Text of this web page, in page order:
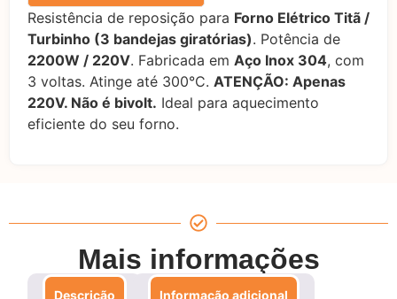
2x deR$94,95sem
juros
R$189,90
3x deR$63,30sem
juros
R$189,90
juros
6x deR$33,90com
juros
R$203,40
Resistência de reposição para Forno Elétrico Titã /
Turbinho (3 bandejas giratórias). Potência de
2200W / 220V. Fabricada em Aço Inox 304, com
3 voltas. Atinge até 300°C. ATENÇÃO: Apenas
220V. Não é bivolt. Ideal para aquecimento
eficiente do seu forno.
Mais informações
Descrição Informação adicional